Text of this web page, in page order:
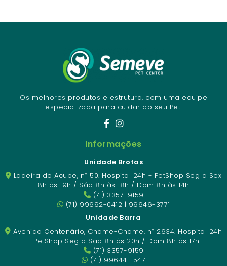
Os melhores produtos e estrutura, com uma equipe
especializada para cuidar do seu Pet.
Informações
Unidade Brotas
Ladeira do Acupe, nº 50. Hospital 24h - PetShop Seg a Sex
8h às 19h / Sáb 8h às 18h / Dom 8h às 14h
(71) 3357-9159
(71) 99692-0412 | 99646-3771
Unidade Barra
Avenida Centenário, Chame-Chame, nº 2634. Hospital 24h
- PetShop Seg a Sab 8h às 20h / Dom 8h às 17h
(71) 3357-9159
(71) 99644-1547